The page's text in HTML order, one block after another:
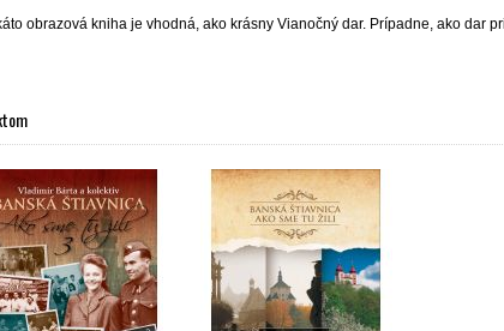
obrazová kniha je vhodná, ako krásny Vianočný dar. Prípadne, ako dar